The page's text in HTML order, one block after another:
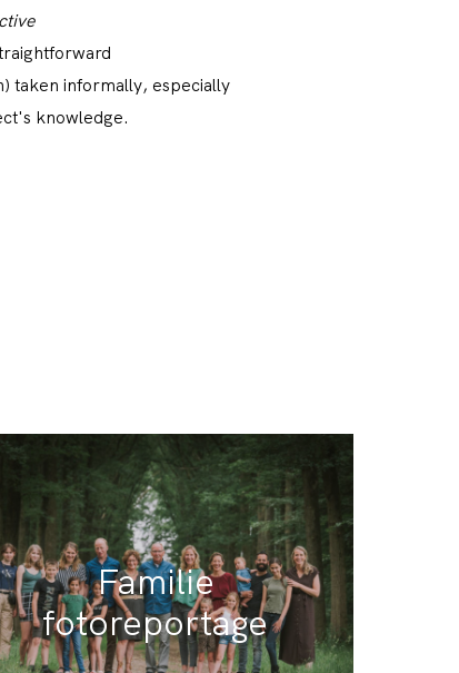
taken informally, especially
knowledge.
Familie
fotoreportage